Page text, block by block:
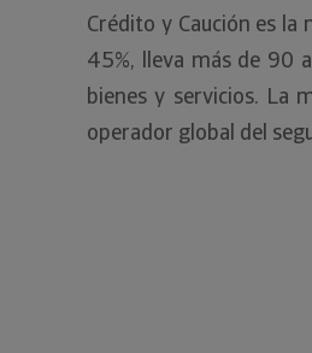
Crédito y Caución es
45%, lleva más de 90
bienes y servicios. La
operador global del